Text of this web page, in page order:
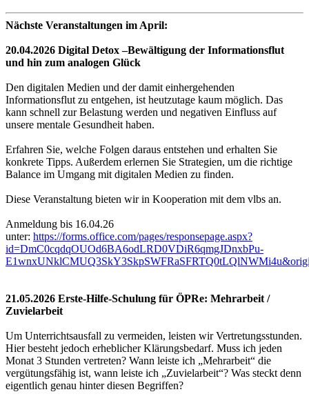
Nächste Veranstaltungen im April:
20.04.2026 Digital Detox –Bewältigung der Informationsflut
und hin zum analogen Glück
Den digitalen Medien und der damit einhergehenden
Informationsflut zu entgehen, ist heutzutage kaum möglich. Das
kann schnell zur Belastung werden und negativen Einfluss auf
unsere mentale Gesundheit haben.
Erfahren Sie, welche Folgen daraus entstehen und erhalten Sie
konkrete Tipps. Außerdem erlernen Sie Strategien, um die richtige
Balance im Umgang mit digitalen Medien zu finden.
Diese Veranstaltung bieten wir in Kooperation mit dem vlbs an.
Anmeldung bis 16.04.26
unter: https://forms.office.com/pages/responsepage.aspx?
id=DmC0cqdqOUOd6BA6odLRD0VDiR6qmgJDnxbPu-
21.05.2026 Erste-Hilfe-Schulung für ÖPRe: Mehrarbeit /
Zuvielarbeit
Um Unterrichtsausfall zu vermeiden, leisten wir Vertretungsstunden.
Hier besteht jedoch erheblicher Klärungsbedarf. Muss ich jeden
Monat 3 Stunden vertreten? Wann leiste ich „Mehrarbeit“ die
vergütungsfähig ist, wann leiste ich „Zuvielarbeit“? Was steckt denn
eigentlich genau hinter diesen Begriffen?